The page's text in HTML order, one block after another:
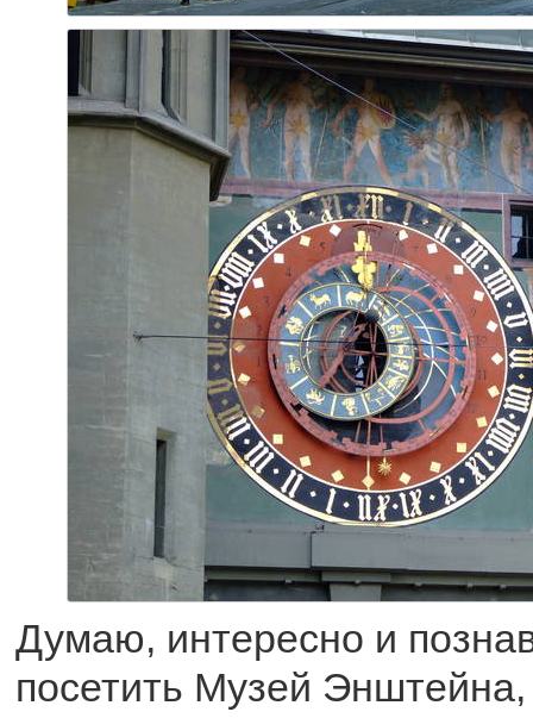
Думаю, интересно и
посетить Музей